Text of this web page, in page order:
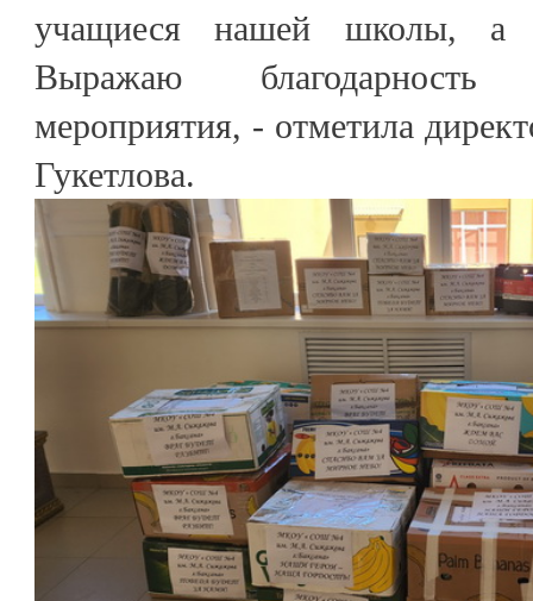
учащиеся нашей школы, а
Выражаю
мероприятия, - отметила
Гукетлова.